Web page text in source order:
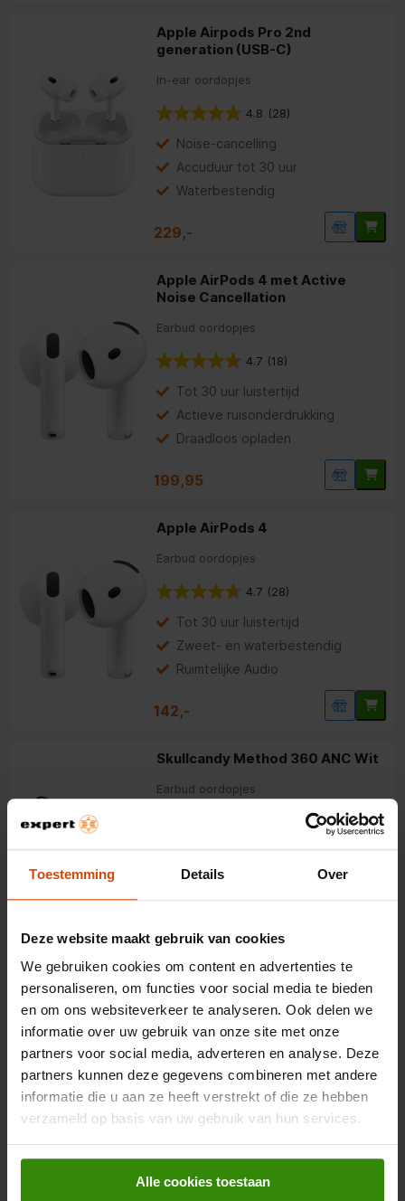
Toestemming Details Over
Deze website maakt gebruik van cookies
We gebruiken cookies om content en advertenties te
personaliseren, om functies voor social media te bieden
en om ons websiteverkeer te analyseren. Ook delen we
informatie over uw gebruik van onze site met onze
partners voor social media, adverteren en analyse. Deze
partners kunnen deze gegevens combineren met andere
informatie die u aan ze heeft verstrekt of die ze hebben
verzameld op basis van uw gebruik van hun services.
Alle cookies toestaan
Apple Airpods Pro 2nd
generation (USB-C)
In-ear oordopjes
4.8 (28)
Noise-cancelling
Accuduur tot 30 uur
Waterbestendig
229,-
Apple AirPods 4 met Active
Noise Cancellation
Earbud oordopjes
4.7 (18)
Tot 30 uur luistertijd
Actieve ruisonderdrukking
Draadloos opladen
199,95
Apple AirPods 4
Earbud oordopjes
4.7 (28)
Tot 30 uur luistertijd
Zweet- en water­bestendig
Ruimtelijke Audio
142,-
Skullcandy Method 360 ANC Wit
Earbud oordopjes
40 uur batterijduur
IPX4 waterbestendig
119,-
Sony MDR-E9LP Zwart
Earbud oordopjes
In-ear hoofdtelefoon
Comfortabele pasvorm
Inclusief extra oordopjes